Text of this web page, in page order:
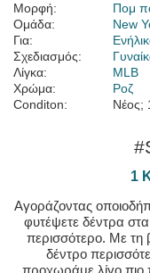
Μορφή:
Πομ
Ομάδα:
New
Για:
Σχεδιασμός:
Λίγκα:
MLB
Χρώμα:
Ροζ
Conditon:
Νέος;
1
Αγοράζοντας
φυτέψετε δέντρα
περισσότερο. Με τη
δέντρο